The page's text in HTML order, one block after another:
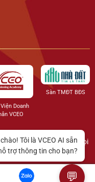
Sàn TMĐT BĐS Đặng
Không sao chép dưới mọi
💬